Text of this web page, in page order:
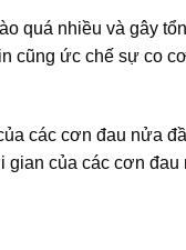
quá nhiều và gây
cũng ức chế sự co
các cơn đau nửa
gian của các cơn đau